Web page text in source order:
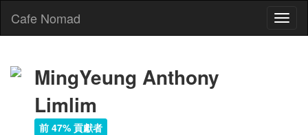
Cafe Nomad
MingYeung Anthony
Limlim
前 47% 貢獻者